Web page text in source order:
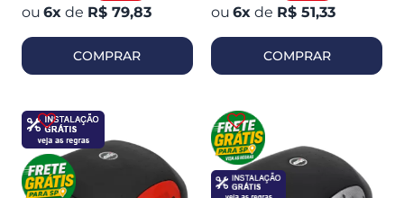
6x de R$ 79,83
COMPRAR
6x de R$ 51,33
COMPRAR